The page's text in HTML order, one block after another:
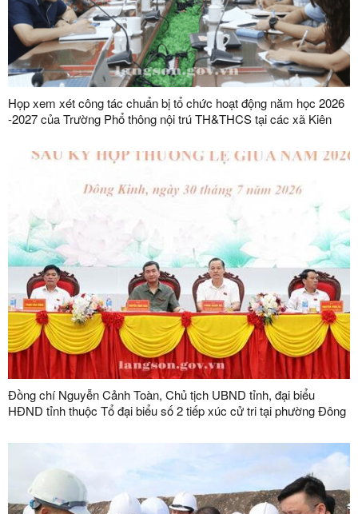
Họp xem xét công tác chuẩn bị tổ chức hoạt động năm học 2026
-2027 của Trường Phổ thông nội trú TH&THCS tại các xã Kiên
Đồng chí Nguyễn Cảnh Toàn, Chủ tịch UBND tỉnh, đại biểu
HĐND tỉnh thuộc Tổ đại biểu số 2 tiếp xúc cử tri tại phường Đông